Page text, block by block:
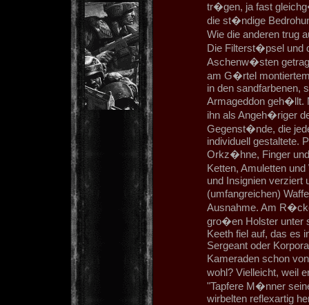
tr�gen, ja fast
die st�ndige
Wie die anderen trug
Die Filterst�psel und
Aschenw�sten
am G�rtel
in den sandfarbenen,
Armageddon geh�llt.
ihn als Angeh�riger
Gegenst�nde, die
individuell gestaltete.
Orkz�hne, Finger
Ketten, Amuletten
und Insignien verziert
(umfangreichen)
Ausnahme. Am
gro�en Holster unter
Keeth fiel auf, das es
Sergeant oder
Kameraden schon
wohl? Vielleicht, weil
"Tapfere M�nner
wirbelten reflexartig